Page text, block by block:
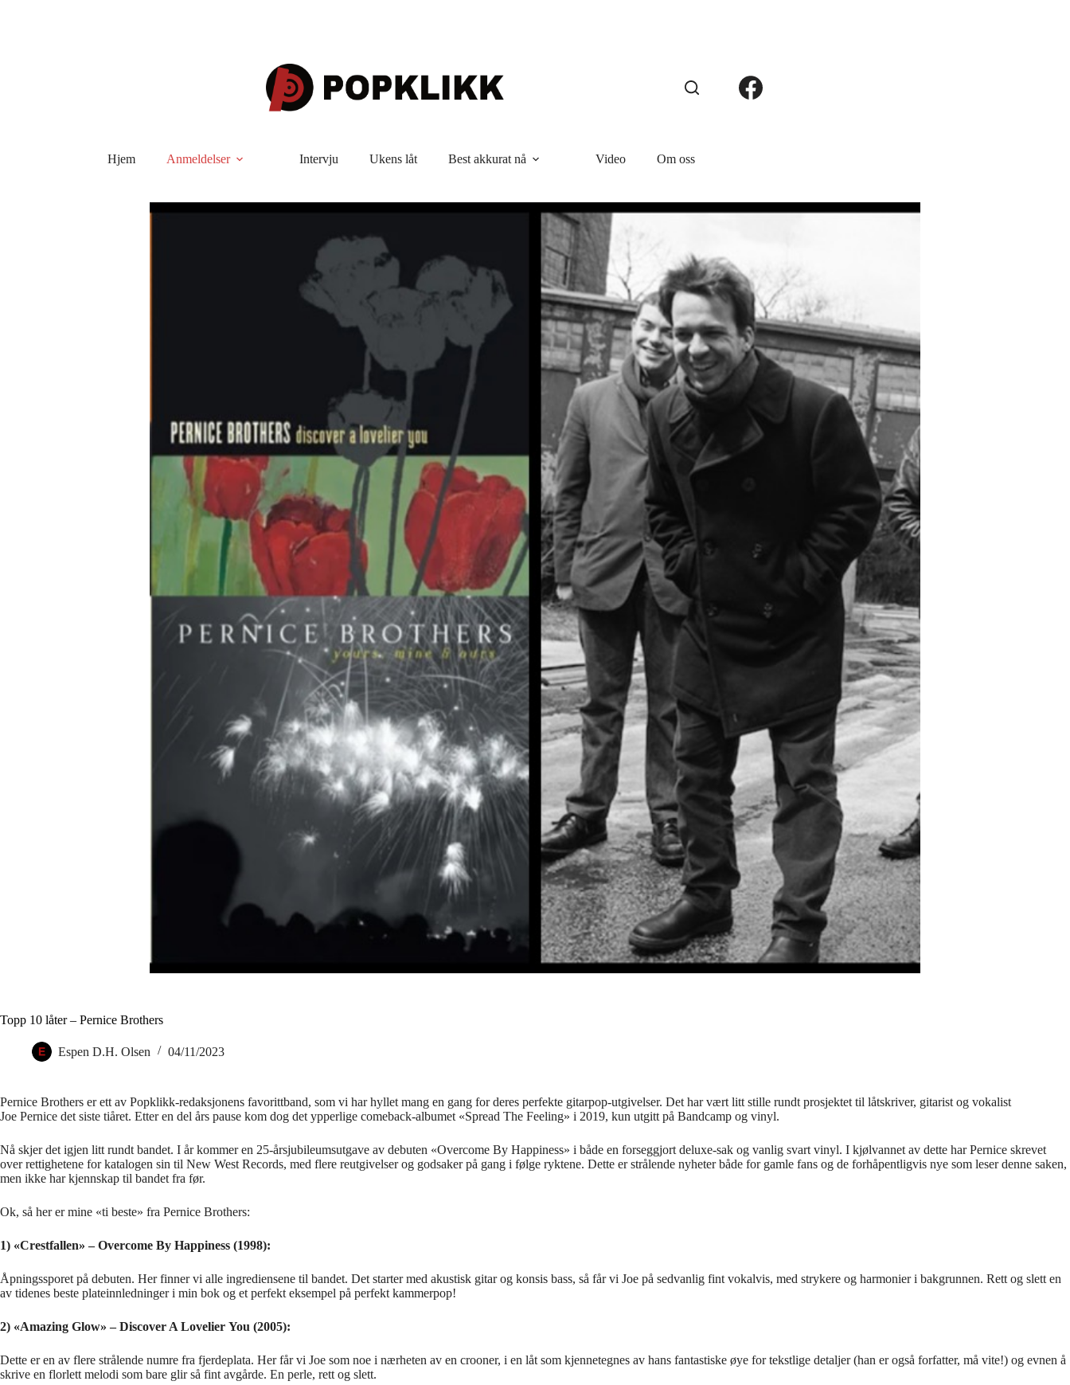
Hjem Anmeldelser Intervju Ukens låt Best akkurat nå Video Om oss
Topp 10 låter – Pernice Brothers
Espen D.H. Olsen 04/11/2023
Pernice Brothers er ett av Popklikk-redaksjonens favorittband, som vi har hyllet mang en gang for deres perfekte gitarpop-utgivelser. Det har vært litt stille rundt prosjektet til låtskriver, gitarist og vokalist
Joe Pernice det siste tiåret. Etter en del års pause kom dog det ypperlige comeback-albumet «Spread The Feeling» i 2019, kun utgitt på Bandcamp og vinyl.
Nå skjer det igjen litt rundt bandet. I år kommer en 25-årsjubileumsutgave av debuten «Overcome By Happiness» i både en forseggjort deluxe-sak og vanlig svart vinyl. I kjølvannet av dette har Pernice skrevet
over rettighetene for katalogen sin til New West Records, med flere reutgivelser og godsaker på gang i følge ryktene. Dette er strålende nyheter både for gamle fans og de forhåpentligvis nye som leser denne saken,
men ikke har kjennskap til bandet fra før.
Ok, så her er mine «ti beste» fra Pernice Brothers:
1) «Crestfallen» – Overcome By Happiness (1998):
Åpningssporet på debuten. Her finner vi alle ingrediensene til bandet. Det starter med akustisk gitar og konsis bass, så får vi Joe på sedvanlig fint vokalvis, med strykere og harmonier i bakgrunnen. Rett og slett en
av tidenes beste plateinnledninger i min bok og et perfekt eksempel på perfekt kammerpop!
2) «Amazing Glow» – Discover A Lovelier You (2005):
Dette er en av flere strålende numre fra fjerdeplata. Her får vi Joe som noe i nærheten av en crooner, i en låt som kjennetegnes av hans fantastiske øye for tekstlige detaljer (han er også forfatter, må vite!) og evnen å
skrive en florlett melodi som bare glir så fint avgårde. En perle, rett og slett.